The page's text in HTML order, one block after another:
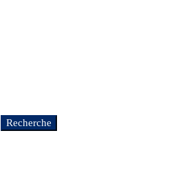
Recherche